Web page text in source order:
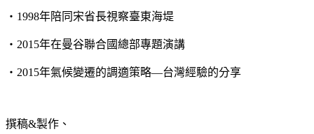
・ 1998年陪同宋省長視察臺東海堤
・ 2015年在曼谷聯合國總部專題演講
・ 2015年氣候變遷的調適策略—台灣經驗的分享
撰稿&製作、